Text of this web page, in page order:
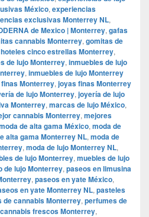
México, experiencias
exclusivas Monterrey NL,
de Mexico | Monterrey, gafas
cannabis Monterrey, gomitas de
hoteles cinco estrellas Monterrey,
de lujo Monterrey, inmuebles de lujo
, inmuebles de lujo Monterrey
Monterrey, joyas finas Monterrey
de lujo Monterrey, joyería de lujo
Monterrey, marcas de lujo México,
cannabis Monterrey, mejores
de alta gama México, moda de
alta gama Monterrey NL, moda de
, moda de lujo Monterrey NL,
de lujo Monterrey, muebles de lujo
de lujo Monterrey, paseos en limusina
, paseos en yate México,
en yate Monterrey NL, pasteles
de cannabis Monterrey, perfumes de
frescos Monterrey,